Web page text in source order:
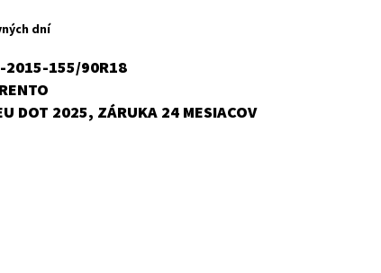
dní
2015-155/90R18
DOT 2025, ZÁRUKA 24 MESIACOV